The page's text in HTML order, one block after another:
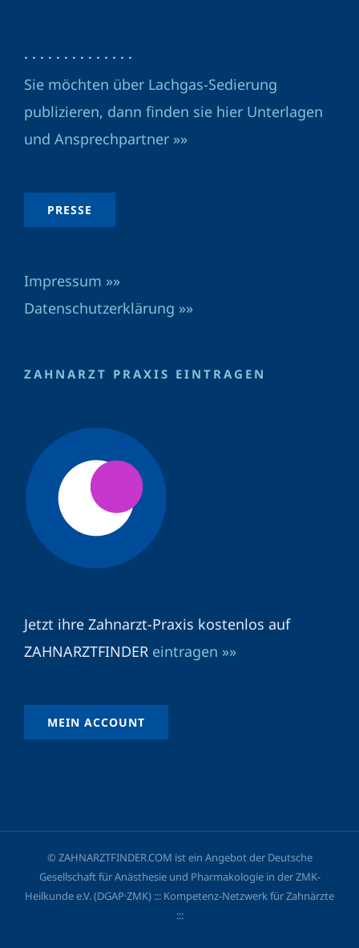
· · · · · · · · · · · · · ·
Sie möchten über Lachgas-Sedierung
publizieren, dann finden sie hier Unterlagen
und Ansprechpartner »»
PRESSE
Impressum »»
Datenschutzerklärung »»
ZAHNARZT PRAXIS EINTRAGEN
Jetzt ihre Zahnarzt-Praxis kostenlos auf
ZAHNARZTFINDER eintragen »»
MEIN ACCOUNT
© ZAHNARZTFINDER.COM ist ein Angebot der Deutsche
Gesellschaft für Anästhesie und Pharmakologie in der ZMK-
Heilkunde e.V. (DGAP·ZMK) ::: Kompetenz-Netzwerk für Zahnärzte
:::